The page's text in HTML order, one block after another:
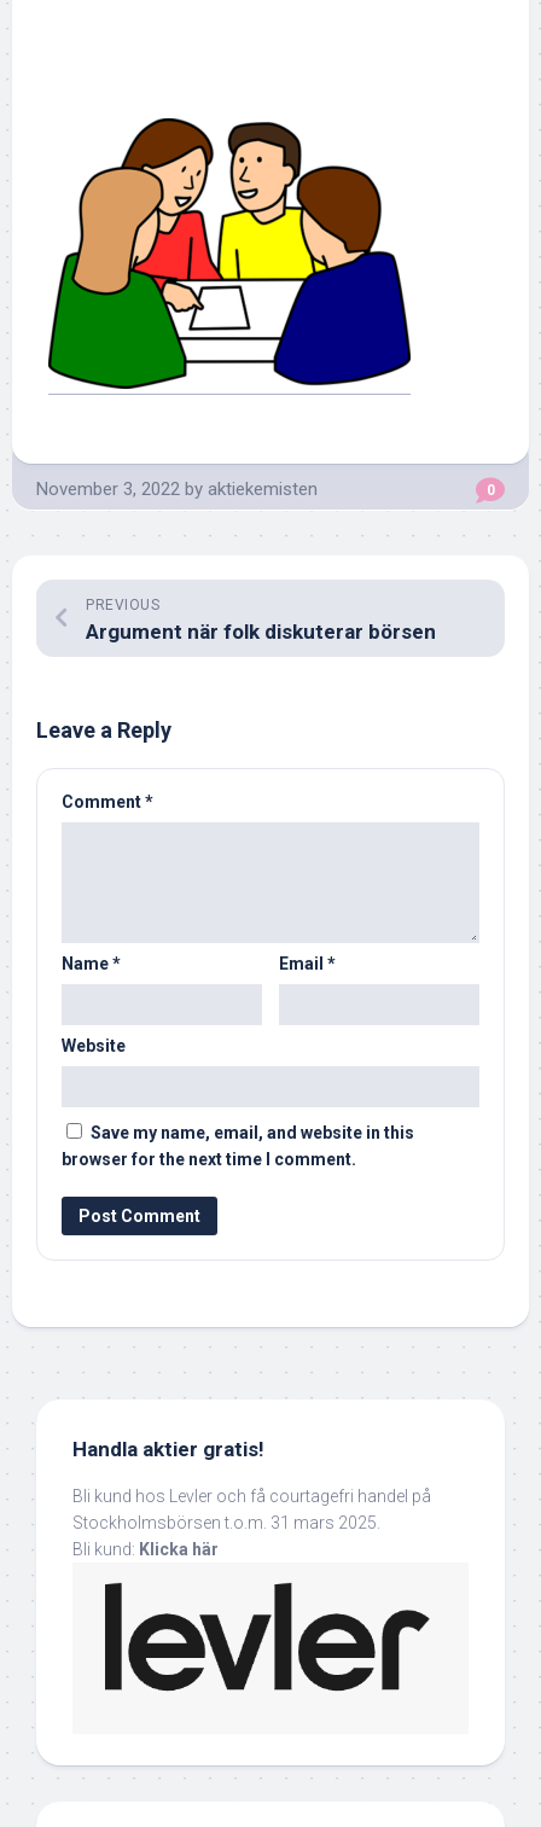
November 3, 2022 by aktiekemisten 0
PREVIOUS
Argument när folk diskuterar börsen
Leave a Reply
Comment*
Name* Email *
Website
Save my name, email, and website in this
browser for the next time I comment.
Handla aktier gratis!
Bli kund hos Levler och få courtagefri handel på
Stockholmsbörsen t.o.m. 31 mars 2025.
Bli kund: Klicka här